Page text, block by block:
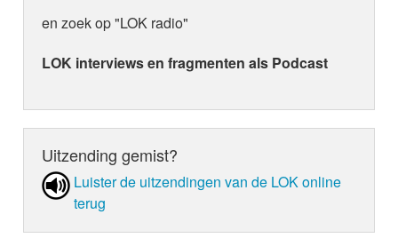
en zoek op "LOK radio"
LOK interviews en fragmenten als Podcast
Uitzending gemist?
Luister de uit­zen­din­gen van de LOK online
terug